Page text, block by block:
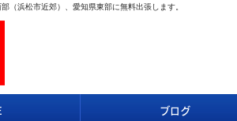
（浜松市近郊）、愛知県東部に無料出張します。
ブログ